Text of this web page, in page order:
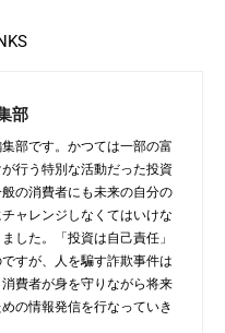
部
集部です。かつては一部の富
行う特別な活動だった投資
の消費者にも未来の自分の
ャレンジしなくてはいけな
した。「投資は自己責任」
すが、人を騙す詐欺事件は
費者が身を守りながら将来
の情報発信を行なっていき